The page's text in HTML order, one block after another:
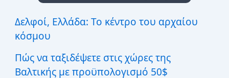
σ
η
γ
α
:
Δελφοί, Ελλάδα: Το κέντρο του αρχαίου
κόσμου
Πώς να ταξιδέψετε στις χώρες της
Βαλτικής με προϋπολογισμό 50$